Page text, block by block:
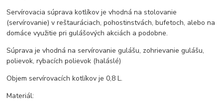
Servírovacia súprava kotlíkov je vhodná na stolovanie
(servírovanie) v reštauráciach, pohostinstvách, bufetoch, alebo na
domáce využitie pri gulášových akciách a podobne.
Súprava je vhodná na servírovanie gulášu, zohrievanie gulášu,
polievok, rybacích polievok (haláslé)
Objem servírovacích kotlíkov je 0,8 L.
Materiál: